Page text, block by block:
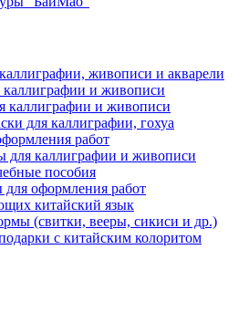
живописи и акварели
каллиграфии и живописи
каллиграфии и живописи
для каллиграфии, гохуа
работ
для каллиграфии и живописи
пособия
оформления работ
китайский язык
(свитки, вееры, сикиси и др.)
с китайским колоритом